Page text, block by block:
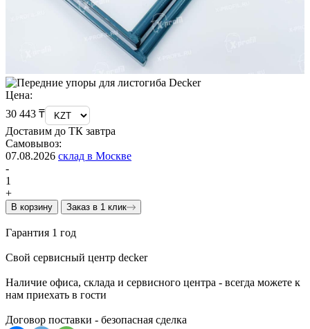
Цена:
30 443 ₸
Доставим до ТК завтра
Самовывоз:
07.08.2026 склад в Москве
-
1
+
В корзину Заказ в 1 клик
Гарантия 1 год
Свой сервисный центр decker
Наличие офиса, склада и сервисного центра - всегда можете к
нам приехать в гости
Договор поставки - безопасная сделка